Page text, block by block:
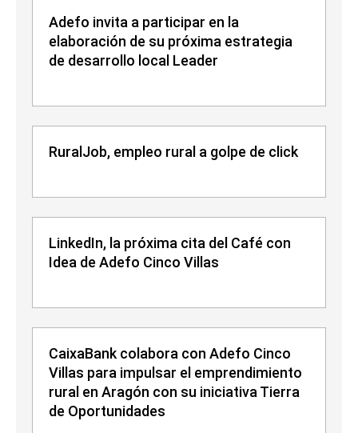
Adefo invita a participar en la
elaboración de su próxima estrategia
de desarrollo local Leader
RuralJob, empleo rural a golpe de click
LinkedIn, la próxima cita del Café con
Idea de Adefo Cinco Villas
CaixaBank colabora con Adefo Cinco
Villas para impulsar el emprendimiento
rural en Aragón con su iniciativa Tierra
de Oportunidades